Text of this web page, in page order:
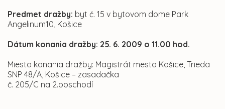
Predmet dražby: byt č. 15 v bytovom dome Park
Angelinum10, Košice
Dátum konania dražby: 25. 6. 2009 o 11.00 hod.
Miesto konania dražby: Magistrát mesta Košice, Trieda
SNP 48/A, Košice – zasadačka
č. 205/C na 2.poschodí